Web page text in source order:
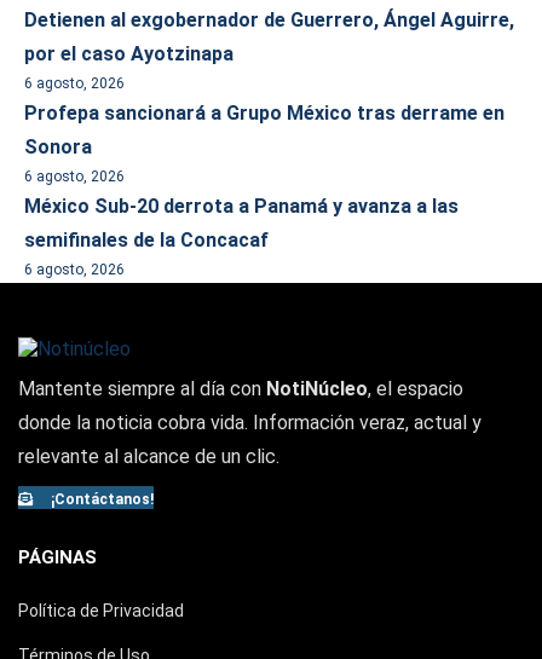
Detienen al exgobernador de Guerrero, Ángel Aguirre,
por el caso Ayotzinapa
6 agosto, 2026
Profepa sancionará a Grupo México tras derrame en
Sonora
6 agosto, 2026
México Sub-20 derrota a Panamá y avanza a las
semifinales de la Concacaf
6 agosto, 2026
Mantente siempre al día con NotiNúcleo, el espacio
donde la noticia cobra vida. Información veraz, actual y
relevante al alcance de un clic.
¡Contáctanos!
PÁGINAS
Política de Privacidad